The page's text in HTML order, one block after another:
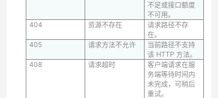
不足或接口额度
不可用。
404
资源不存在
请求路径不存
在。
405
请求方法不允许
当前路径不支持
该 HTTP 方法。
408
请求超时
客户端请求在服
务端等待时间内
未完成，可稍后
重试。